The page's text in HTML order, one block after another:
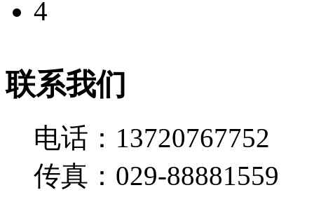
4
联系我们
电话：13720767752
传真：029-88881559